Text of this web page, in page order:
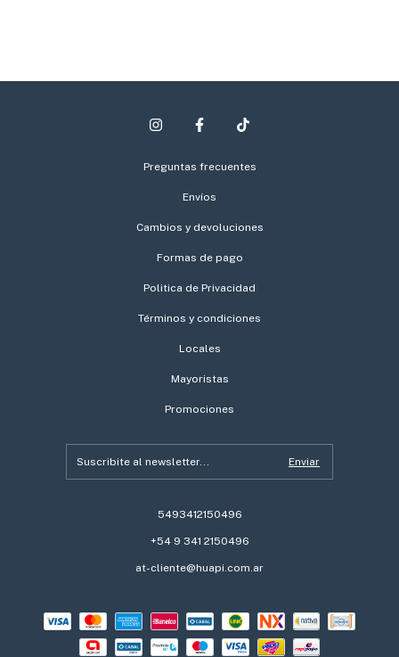
Preguntas frecuentes
Envíos
Cambios y devoluciones
Formas de pago
Politica de Privacidad
Términos y condiciones
Locales
Mayoristas
Promociones
5493412150496
+54 9 341 2150496
at-cliente@huapi.com.ar